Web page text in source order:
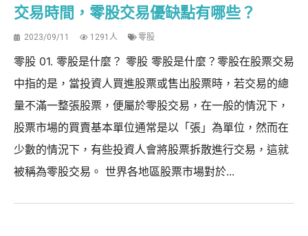
交易時間，零股交易優缺點有哪些？
2023/09/11 1291人 零股
零股 01. 零股是什麼？ 零股 零股是什麼？零股在股票交易
中指的是，當投資人買進股票或售出股票時，若交易的總
量不滿一整張股票，便屬於零股交易，在一般的情況下，
股票市場的買賣基本單位通常是以「張」為單位，然而在
少數的情況下，有些投資人會將股票拆散進行交易，這就
被稱為零股交易。 世界各地區股票市場對於...